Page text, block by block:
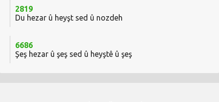
2819
Du hezar û heyşt sed û nozdeh
6686
Şeş hezar û şeş sed û heyştê û şeş